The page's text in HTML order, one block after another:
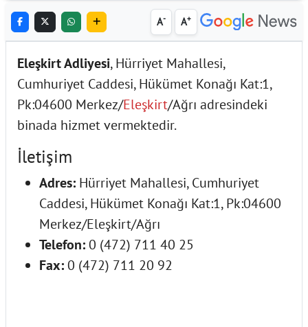
A- A+
Eleşkirt Adliyesi, Hürriyet Mahallesi,
Cumhuriyet Caddesi, Hükümet Konağı Kat:1,
Pk:04600 Merkez/Eleşkirt/Ağrı adresindeki
binada hizmet vermektedir.
İletişim
Adres: Hürriyet Mahallesi, Cumhuriyet
Caddesi, Hükümet Konağı Kat:1, Pk:04600
Merkez/Eleşkirt/Ağrı
Telefon:0 (472) 711 40 25
Fax:0 (472) 711 20 92